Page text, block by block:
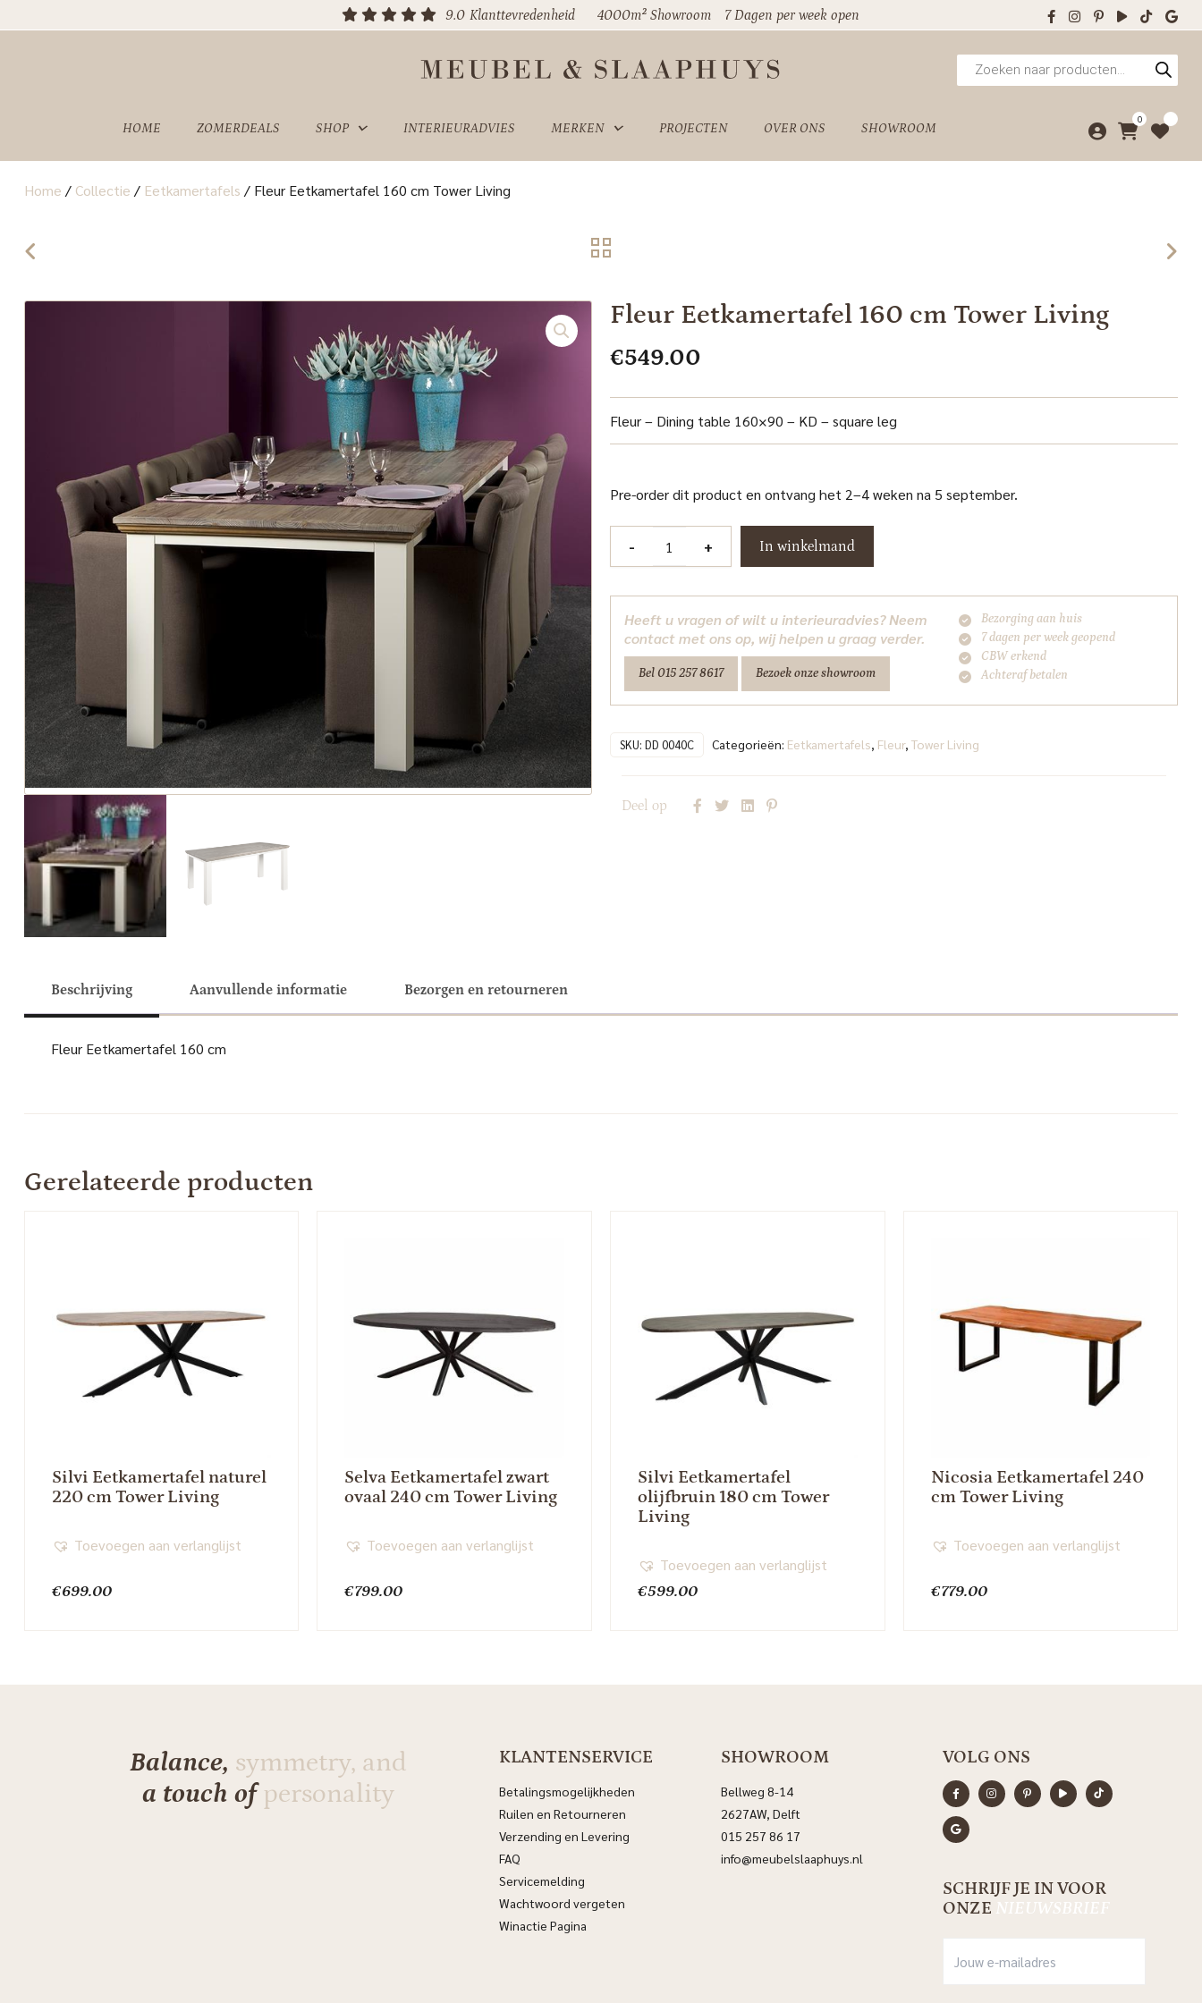
9.0 Klanttevredenheid 4000m² Showroom 7 Dagen per week open
Producten
zoeken
HOME ZOMERDEALS SHOP INTERIEURADVIES MERKEN PROJECTEN OVER ONS SHOWROOM
0
SHOWROOM
Home / Collectie / Eetkamertafels / Fleur Eetkamertafel 160 cm Tower Living
Fleur Eetkamertafel 160 cm Tower Living
€549.00
Fleur – Dining table 160×90 – KD – square leg
Pre-order dit product en ontvang het 2–4 weken na 5 september.
-
Tower
Living
aantal
+ In winkelmand
Heeft u vragen of wilt u interieuradvies? Neem
contact met ons op, wij helpen u graag verder.
Bel 015 257 8617 Bezoek onze showroom
Bezorging aan huis
7 dagen per week geopend
CBW erkend
Achteraf betalen
SKU: DD 0040C Categorieën: Eetkamertafels, Fleur, Tower Living
Deel op
Beschrijving Aanvullende informatie Bezorgen en retourneren
Fleur Eetkamertafel 160 cm
Gerelateerde producten
Silvi Eetkamertafel naturel
220 cm Tower Living
€699.00
Toevoegen aan verlanglijst
Selva Eetkamertafel zwart
ovaal 240 cm Tower Living
€799.00
Toevoegen aan verlanglijst
Silvi Eetkamertafel
olijfbruin 180 cm Tower
Living
€599.00
Toevoegen aan verlanglijst
Nicosia Eetkamertafel 240
cm Tower Living
€779.00
Toevoegen aan verlanglijst
Balance, symmetry, and
a touch ofpersonality
KLANTENSERVICE
Betalingsmogelijkheden
Ruilen en Retourneren
Verzending en Levering
FAQ
Servicemelding
Wachtwoord vergeten
Winactie Pagina
SHOWROOM
Bellweg 8-14
2627AW, Delft
015 257 86 17
info@meubelslaaphuys.nl
VOLG ONS
SCHRIJF JE IN VOOR
ONZE NIEUWSBRIEF